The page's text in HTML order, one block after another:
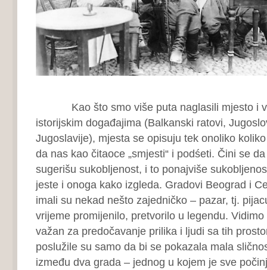
Kao što smo više puta naglasili mjesto i
istorijskim događajima (Balkanski ratovi,
Jugoslavije), mjesta se opisuju tek onoliko
da nas kao čitaoce „smjesti“ i podśeti. Čini se
sugerišu sukobljenost, i to ponajviše
jeste i onoga kako izgleda. Gradovi Beograd i
imali su nekad nešto zajedničko – pazar, tj.
vrijeme promijenilo, pretvorilo u legendu.
važan za predočavanje prilika i ljudi sa tih
poslužile su samo da bi se pokazala mala
između dva grada – jednog u kojem je sve